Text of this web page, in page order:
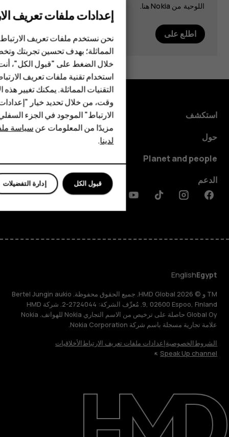
الهواتف الذكية
الهواتف المميزة
HMD Terra M
HMD DUB
HMD Watch
للأعمال
الأجهزة اللوحية
حول
الدعم
اللوحية من Nokia هنا.
اطلع على
استكشف
حول
Planet and people
الدعم
Facebook
Instagram
Tiktok
Youtube
Egypt
English
TM و © 2026 HMD Global. جميع الحقوق محفوظة. Bertel Jungin aukio
9, 02600 Espoo, Finland. مُعرِّف الشركة: 2724044-2. شركة HMD
Global Oy حاصلة على ترخيص من الاسم التجاري Nokia للهواتف. Nokia
علامة تجارية مسجلة باسم شركة Nokia Corporation.
الشروطالخصوصيةإعدادات ملفات تعريف الارتباطالأخلاقيات
Speak Up channel
إعدادات ملفات تعريف
نحن نستخدم ملفات تعريف
المماثلة؛ بهدف تحسين تجربتك
خلال الضغط على "قبول الكل"،
استخدام تقنية ملفات تعريف
التقنيات المماثلة. يمكنك تغيير
وقت، من خلال تحديد خيار
الارتباط" الموجود في الجزء
مزيدًا من المعلومات عنسياسة
لدينا.
إدارة التفضيلات قبول الكل